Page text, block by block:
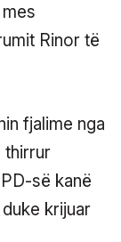
Rinor të
fjalime nga
thirrur
së kanë
krijuar